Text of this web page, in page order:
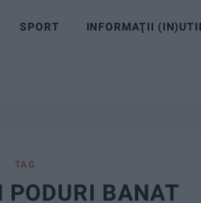
SPORT INFORMAŢII
TAG
PODURI BANAT